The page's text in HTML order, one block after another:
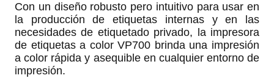
Con un diseño robusto pero intuitivo para usar en
la producción de etiquetas internas y en las
necesidades de etiquetado privado, la impresora
de etiquetas a color VP700 brinda una impresión
a color rápida y asequible en cualquier entorno de
impresión.